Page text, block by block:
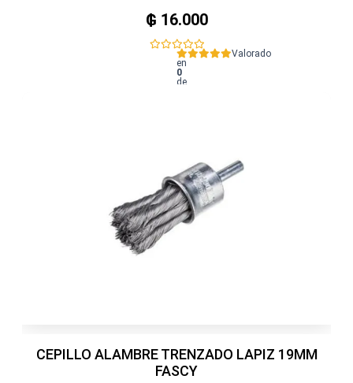
₲ 16.000
Valorado
en
0
de
CEPILLO ALAMBRE TRENZADO LAPIZ 19MM
FASCY